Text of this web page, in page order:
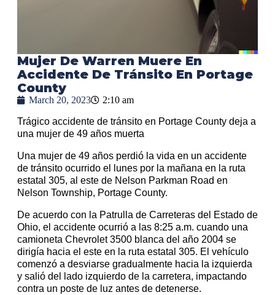
Mujer De Warren Muere En
Accidente De Tránsito En Portage
County
March 20, 2023 2:10 am
Trágico accidente de tránsito en Portage County deja a
una mujer de 49 años muerta
Una mujer de 49 años perdió la vida en un accidente
de tránsito ocurrido el lunes por la mañana en la ruta
estatal 305, al este de Nelson Parkman Road en
Nelson Township, Portage County.
De acuerdo con la Patrulla de Carreteras del Estado de
Ohio, el accidente ocurrió a las 8:25 a.m. cuando una
camioneta Chevrolet 3500 blanca del año 2004 se
dirigía hacia el este en la ruta estatal 305. El vehículo
comenzó a desviarse gradualmente hacia la izquierda
y salió del lado izquierdo de la carretera, impactando
contra un poste de luz antes de detenerse.